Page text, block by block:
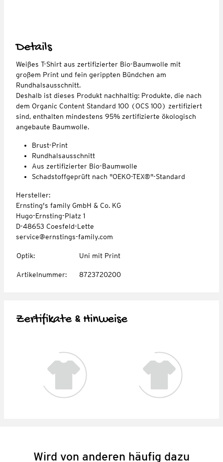
Details
Weißes T-Shirt aus zertifizierter Bio-Baumwolle mit
großem Print und fein gerippten Bündchen am
Rundhalsausschnitt.
Deshalb ist dieses Produkt nachhaltig: Produkte, die nach
dem Organic Content Standard 100 (OCS 100) zertifiziert
sind, enthalten mindestens 95% zertifizierte ökologisch
angebaute Baumwolle.
Brust-Print
Rundhalsausschnitt
Aus zertifizierter Bio-Baumwolle
Schadstoffgeprüft nach "OEKO-TEX®"-Standard
Hersteller:
Ernsting's family GmbH & Co. KG
Hugo-Ernsting-Platz 1
D-48653 Coesfeld-Lette
service@ernstings-family.com
Optik: Uni mit Print
Artikelnummer: 8723720200
Zertifikate & Hinweise
Wird von anderen häufig dazu